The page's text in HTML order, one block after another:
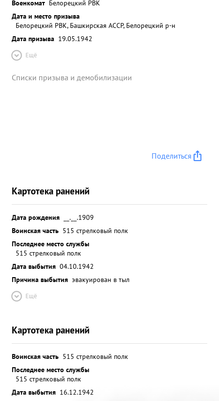
Военкомат Белорецкий РВК
Дата и место призыва
Белорецкий РВК, Башкирская АССР, Белорецкий р-н
Дата призыва 19.05.1942
Ещё
Списки призыва и демобилизации
Поделиться
Картотека ранений
Дата рождения
__.__.1909
Воинская часть 515 стрелковый полк
Последнее место службы
515 стрелковый полк
Дата выбытия 04.10.1942
Причина выбытия эвакуирован в тыл
Ещё
Картотека ранений
Воинская часть 515 стрелковый полк
Последнее место службы
515 стрелковый полк
Дата выбытия 16.12.1942